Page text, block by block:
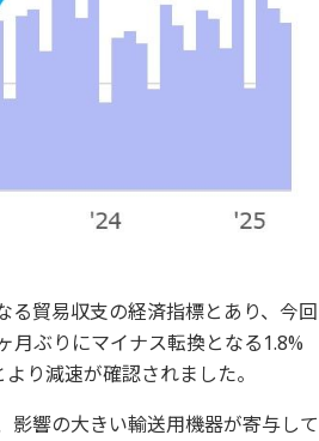
る貿易収支の経済指標とあり、今回
月ぶりにマイナス転換となる1.8%
り減速が確認されました。
影響の大きい輸送用機器が寄与して